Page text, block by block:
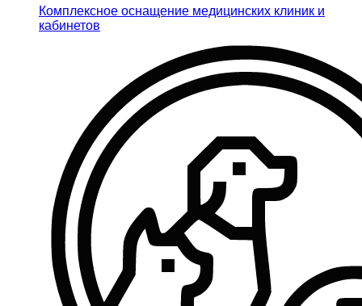
Комплексное оснащение медицинских клиник и
кабинетов